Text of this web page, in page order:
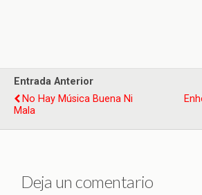
Entrada Anterior
No Hay Música Buena Ni
Mala
Deja un comentario